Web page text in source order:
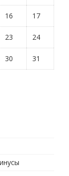
16 17
23 24
30 31